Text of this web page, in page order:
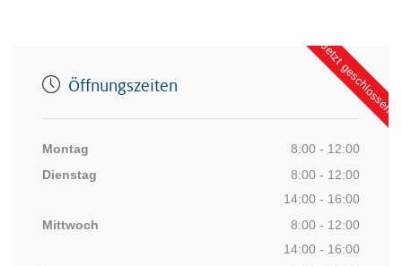
Jetzt geschlossen
Öffnungszeiten
Montag
8:00 - 12:00
Dienstag
8:00 - 12:00
14:00 - 16:00
Mittwoch
8:00 - 12:00
14:00 - 16:00